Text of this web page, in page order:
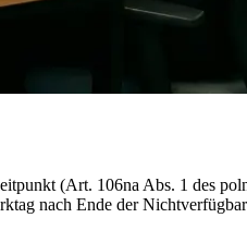
(Art. 106na Abs. 1 des
nach Ende der